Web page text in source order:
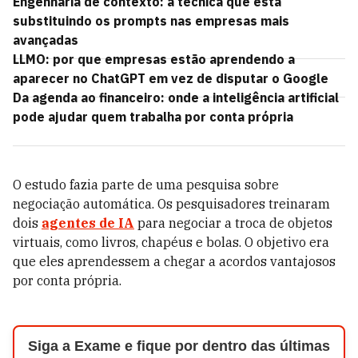
substituindo os prompts nas empresas mais
avançadas
LLMO: por que empresas estão aprendendo a
aparecer no ChatGPT em vez de disputar o Google
Da agenda ao financeiro: onde a inteligência artificial
pode ajudar quem trabalha por conta própria
O estudo fazia parte de uma pesquisa sobre
negociação automática. Os pesquisadores treinaram
dois agentes de IA para negociar a troca de objetos
virtuais, como livros, chapéus e bolas. O objetivo era
que eles aprendessem a chegar a acordos vantajosos
por conta própria.
Siga a Exame e fique por dentro das últimas